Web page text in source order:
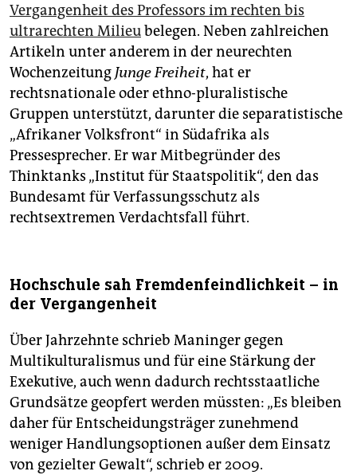
Vergangenheit des Professors im rechten bis
ultrarechten Milieubelegen. Neben zahlreichen
Artikeln unter anderem in der neurechten
Wochenzeitung Junge Freiheit, hat er
rechtsnationale oder ethno-pluralistische
Gruppen unterstützt, darunter die separatistische
„Afrikaner Volksfront“ in Südafrika als
Pressesprecher. Er war Mitbegründer des
Thinktanks „Institut für Staatspolitik“, den das
Bundesamt für Verfassungsschutz als
rechtsextremen Verdachtsfall führt.
Hochschule sah Fremdenfeindlichkeit – in
der Vergangenheit
Über Jahrzehnte schrieb Maninger gegen
Multikulturalismus und für eine Stärkung der
Exekutive, auch wenn dadurch rechtsstaatliche
Grundsätze geopfert werden müssten: „Es bleiben
daher für Entscheidungsträger zunehmend
weniger Handlungsoptionen außer dem Einsatz
von gezielter Gewalt“, schrieb er 2009.